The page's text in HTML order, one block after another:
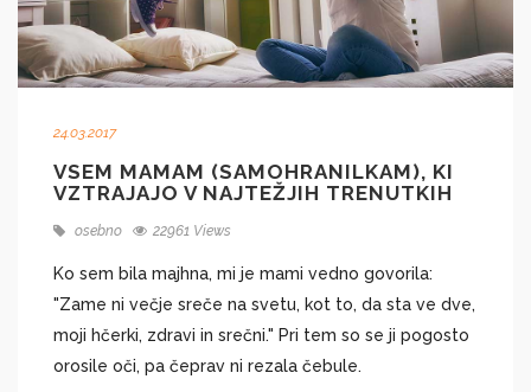
24.03.2017
VSEM MAMAM (SAMOHRANILKAM), KI
VZTRAJAJO V NAJTEŽJIH TRENUTKIH
osebno 22961 Views
Ko sem bila majhna, mi je mami vedno govorila:
"Zame ni večje sreče na svetu, kot to, da sta ve dve,
moji hčerki, zdravi in srečni." Pri tem so se ji pogosto
orosile oči, pa čeprav ni rezala čebule.